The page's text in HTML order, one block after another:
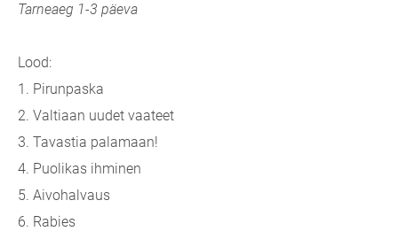
Tarneaeg 1-3 päeva
Lood:
1. Pirunpaska
2. Valtiaan uudet vaateet
3. Tavastia palamaan!
4. Puolikas ihminen
5. Aivohalvaus
6. Rabies